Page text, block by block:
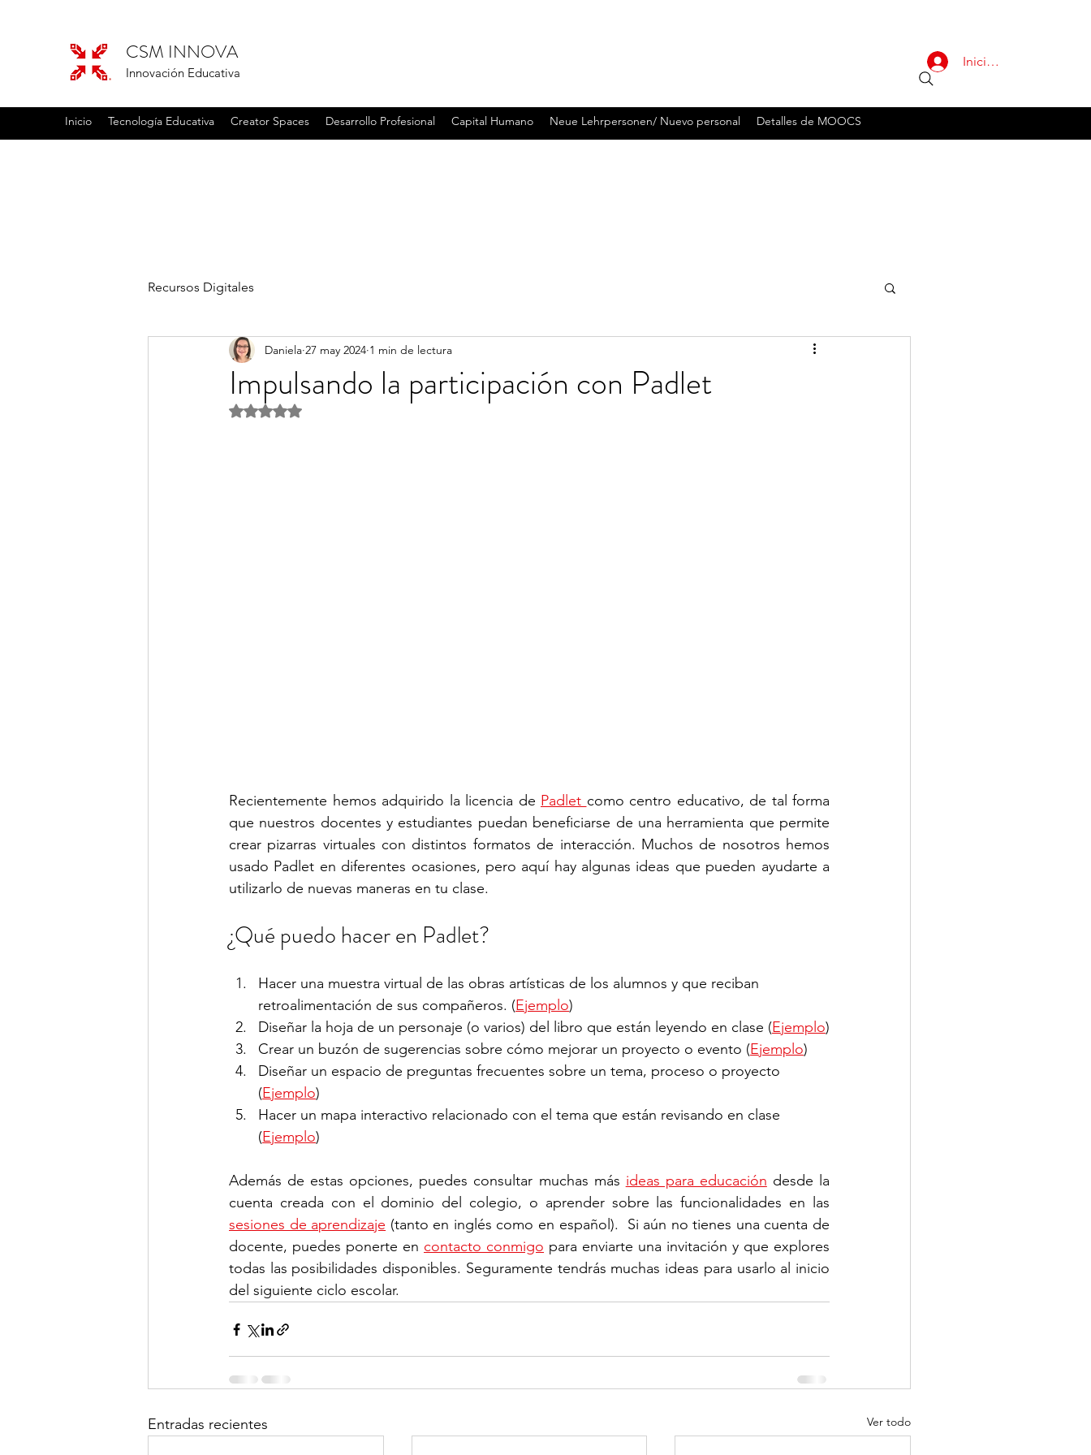
CSM INNOVA
Innovación Educativa
Iniciar sesión
Inicio Tecnología Educativa Creator Spaces Desarrollo Profesional Capital Humano Neue Lehrpersonen/ Nuevo personal Detalles de MOOCS
Recursos Digitales
Impulsando la participación con Padlet
Daniela 27 may 2024 1 min de lectura
Obtuvo NaN de 5 estrellas.
Recientemente hemos adquirido la licencia de Padlet como centro educativo, de tal forma
que nuestros docentes y estudiantes puedan beneficiarse de una herramienta que permite
crear pizarras virtuales con distintos formatos de interacción. Muchos de nosotros hemos
usado Padlet en diferentes ocasiones, pero aquí hay algunas ideas que pueden ayudarte a
utilizarlo de nuevas maneras en tu clase.
¿Qué puedo hacer en Padlet?
Hacer una muestra virtual de las obras artísticas de los alumnos y que reciban
retroalimentación de sus compañeros. (Ejemplo)
Diseñar la hoja de un personaje (o varios) del libro que están leyendo en clase (Ejemplo)
Crear un buzón de sugerencias sobre cómo mejorar un proyecto o evento (Ejemplo)
Diseñar un espacio de preguntas frecuentes sobre un tema, proceso o proyecto
(Ejemplo)
Hacer un mapa interactivo relacionado con el tema que están revisando en clase
(Ejemplo)
Además de estas opciones, puedes consultar muchas más ideas para educación desde la
sesiones de aprendizaje (tanto en inglés como en español).  Si aún no tienes una cuenta de
docente, puedes ponerte en contacto conmigo para enviarte una invitación y que explores
todas las posibilidades disponibles. Seguramente tendrás muchas ideas para usarlo al inicio
del siguiente ciclo escolar.
Entradas recientes Ver todo